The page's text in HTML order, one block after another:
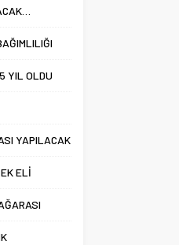
YIL OLDU
YAPILACAK
ELİ